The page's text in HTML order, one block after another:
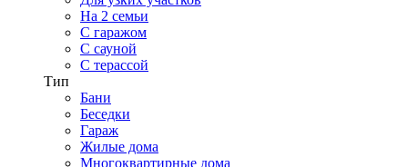
На 2 семьи
С гаражом
С сауной
С терассой
Тип
Бани
Беседки
Гараж
Жилые дома
Многоквартирные дома